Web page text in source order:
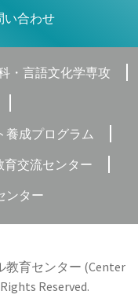
い合わせ
・言語文化学専攻
養成プログラム
育交流センター
ンター
育センター (Center
Reserved.